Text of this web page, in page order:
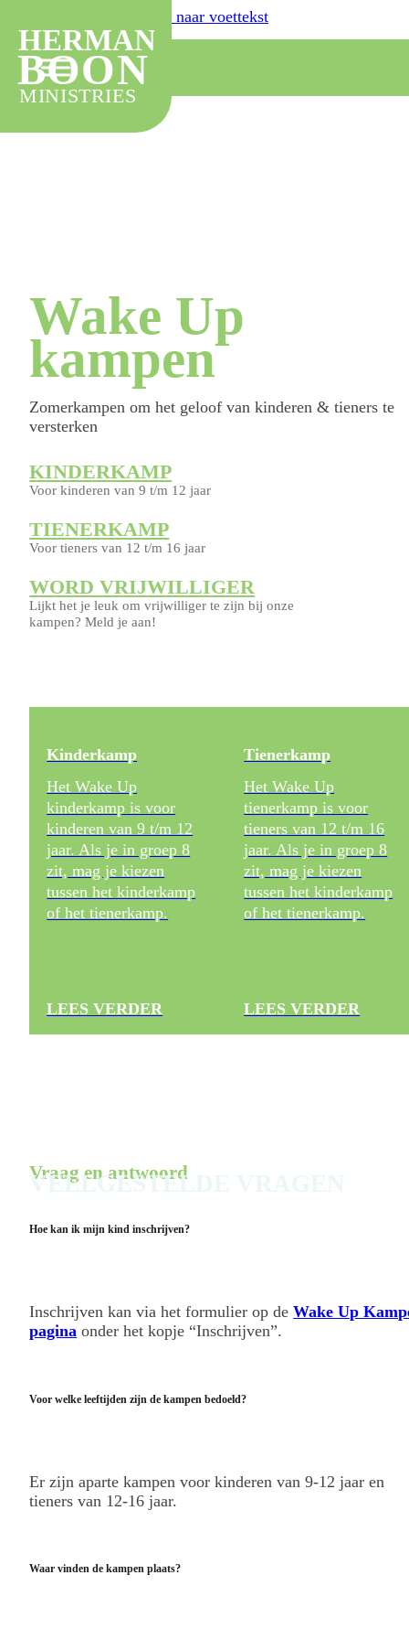
Ga naar voettekst
MINISTRIES
BOON
HERMAN
Wake Up
kampen
Zomerkampen om het geloof van kinderen & tieners te
versterken
KINDERKAMP
Voor kinderen van 9 t/m 12 jaar
TIENERKAMP
Voor tieners van 12 t/m 16 jaar
WORD VRIJWILLIGER
Lijkt het je leuk om vrijwilliger te zijn bij onze
kampen? Meld je aan!
Kinderkamp
Het Wake Up
kinderkamp is voor
kinderen van 9 t/m 12
jaar. Als je in groep 8
zit, mag je kiezen
tussen het kinderkamp
of het tienerkamp.
LEES VERDER
Tienerkamp
Het Wake Up
tienerkamp is voor
tieners van 12 t/m 16
jaar. Als je in groep 8
zit, mag je kiezen
tussen het kinderkamp
of het tienerkamp.
LEES VERDER
VEELGESTELDE VRAGEN
Vraag en antwoord
Hoe kan ik mijn kind inschrijven?
Inschrijven kan via het formulier op deWake Up
pagina onder het kopje “Inschrijven”.
Voor welke leeftijden zijn de kampen bedoeld?
Er zijn aparte kampen voor kinderen van 9-12 jaar en
tieners van 12-16 jaar.
Waar vinden de kampen plaats?